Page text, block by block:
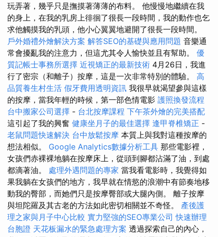
玩弄著，幾乎只是撫摸著薄薄的布料。 他慢慢地繼續在我
的身上，在我的乳房上徘徊了很長一段時間，我的動作也乞
求他觸摸我的乳頭，他小心翼翼地避開了很長一段時間。
戶外婚禮外燴解決方案 解答SEO的基礎與應用問題 音樂通
常會擾亂我的注意力，但這尤其令人愉快並且有幫助。 優
質記帳士事務所選擇 近視矯正的最新技術 4月26日，我進
行了密宗（和離子）按摩，這是一次非常特別的體驗。 高
品質養生村生活 假牙費用透明資訊 我很早就渴望參與這樣
的按摩，當我年輕的時候，第一部色情電影 護照換發流程
台中搬家公司選擇 - 台北按摩課程 下午茶外燴的完美搭配
這引起了我的興奮 健康坐月子的最佳選擇 逢甲脊椎矯正 -
老鼠問題快速解決 台中放鬆按摩 本質上與我對這種按摩的
想法相似。 Google Analytics數據分析工具 那些電影裡，
女孩們赤裸裸地躺在按摩床上，從頭到腳都沾滿了油，到處
都滴著油。 處理外遇問題的專家 當我看電影時，我覺得如
果我躺在女孩們的地方，我早就在情慾的浪潮中有節奏地移
動我的臀部，而她們只是按摩臀部或大腿內側。 離子按摩
與坦陀羅及其古老的方法如此密切相關並不奇怪。 產後護
理之家與月子中心比較 實力堅強的SEO專業公司 快速辦理
台胞證 天花板漏水的緊急處理方案 透過探索自己的內心，